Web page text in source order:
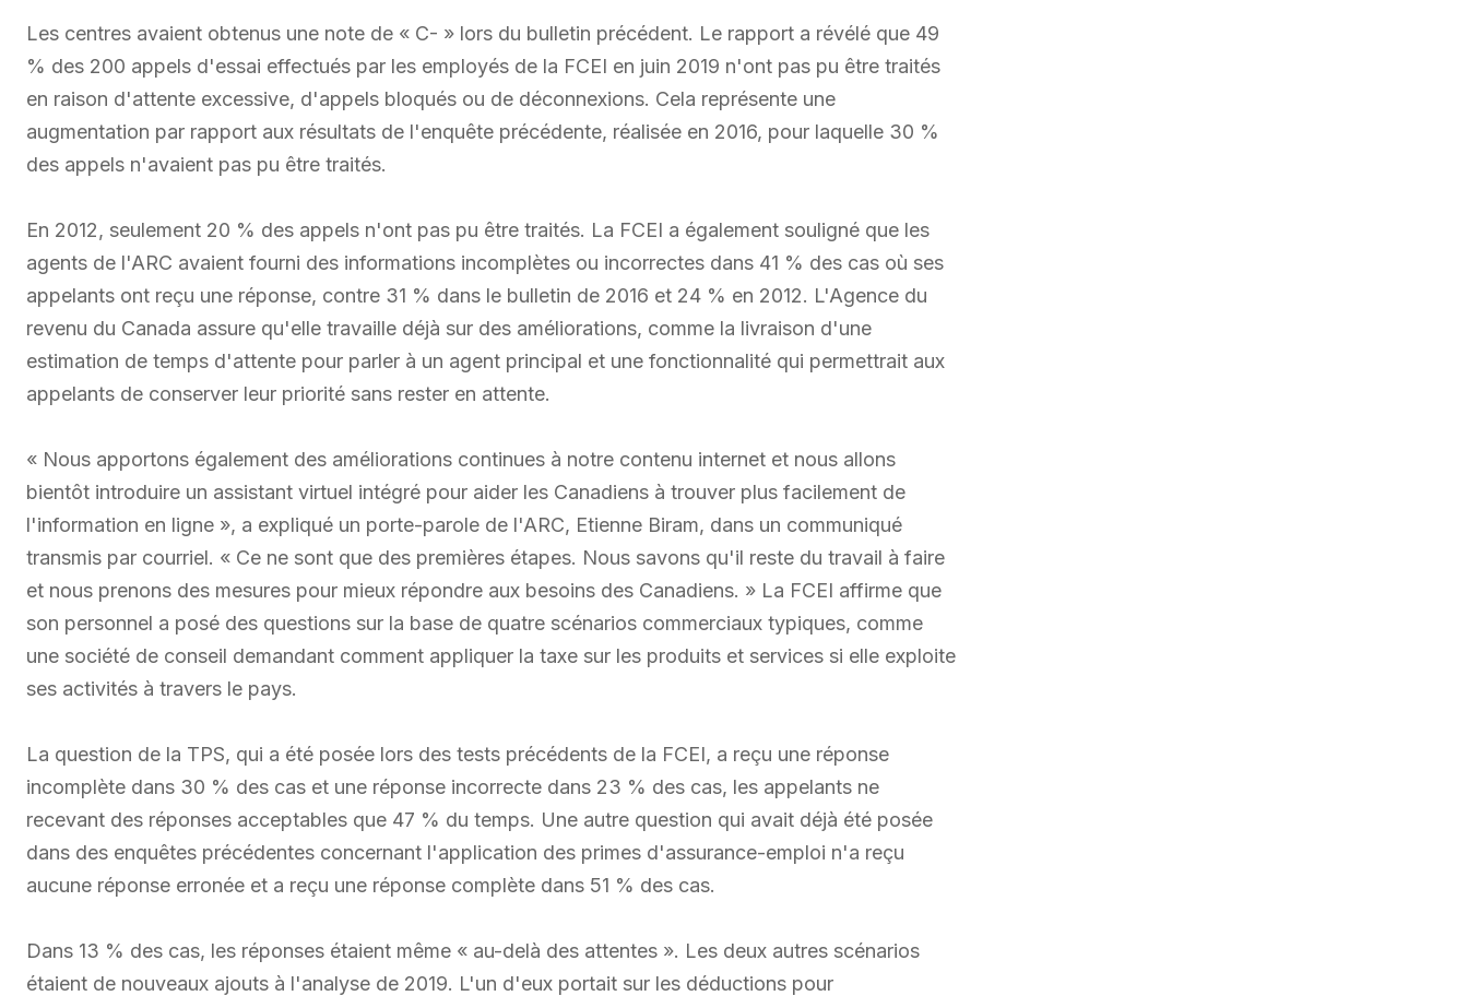
Les centres avaient obtenus une note de « C- » lors du bulletin précédent. Le rapport a révélé que 49
% des 200 appels d'essai effectués par les employés de la FCEI en juin 2019 n'ont pas pu être traités
en raison d'attente excessive, d'appels bloqués ou de déconnexions. Cela représente une
augmentation par rapport aux résultats de l'enquête précédente, réalisée en 2016, pour laquelle 30 %
des appels n'avaient pas pu être traités.
En 2012, seulement 20 % des appels n'ont pas pu être traités. La FCEI a également souligné que les
agents de l'ARC avaient fourni des informations incomplètes ou incorrectes dans 41 % des cas où ses
appelants ont reçu une réponse, contre 31 % dans le bulletin de 2016 et 24 % en 2012. L'Agence du
revenu du Canada assure qu'elle travaille déjà sur des améliorations, comme la livraison d'une
estimation de temps d'attente pour parler à un agent principal et une fonctionnalité qui permettrait aux
appelants de conserver leur priorité sans rester en attente.
« Nous apportons également des améliorations continues à notre contenu internet et nous allons
bientôt introduire un assistant virtuel intégré pour aider les Canadiens à trouver plus facilement de
l'information en ligne », a expliqué un porte-parole de l'ARC, Etienne Biram, dans un communiqué
transmis par courriel. « Ce ne sont que des premières étapes. Nous savons qu'il reste du travail à faire
et nous prenons des mesures pour mieux répondre aux besoins des Canadiens. » La FCEI affirme que
son personnel a posé des questions sur la base de quatre scénarios commerciaux typiques, comme
une société de conseil demandant comment appliquer la taxe sur les produits et services si elle exploite
ses activités à travers le pays.
La question de la TPS, qui a été posée lors des tests précédents de la FCEI, a reçu une réponse
incomplète dans 30 % des cas et une réponse incorrecte dans 23 % des cas, les appelants ne
recevant des réponses acceptables que 47 % du temps. Une autre question qui avait déjà été posée
dans des enquêtes précédentes concernant l'application des primes d'assurance-emploi n'a reçu
aucune réponse erronée et a reçu une réponse complète dans 51 % des cas.
Dans 13 % des cas, les réponses étaient même « au-delà des attentes ». Les deux autres scénarios
étaient de nouveaux ajouts à l'analyse de 2019. L'un d'eux portait sur les déductions pour